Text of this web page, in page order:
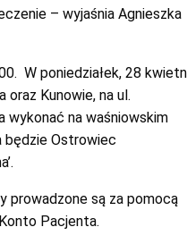
– wyjaśnia Agnieszka
W poniedziałek, 28
oraz Kunowie, na ul.
wykonać na waśniowskim
będzie Ostrowiec
prowadzone są za pomocą
Pacjenta.